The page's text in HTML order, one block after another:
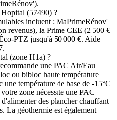
(57490) ?
incluent : MaPrimeRénov'
revenus), la Prime CEE (2 500 €
PTZ jusqu'à 50 000 €. Aide
(zone H1a) ?
une PAC Air/Eau
ou bibloc haute température
température de base de -15°C
zone nécessite une PAC
des plancher chauffant
La géothermie est également